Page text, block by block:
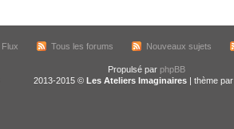
Flux Tous les forums Nouveaux sujets
Propulsé par phpBB
2013-2015 © Les Ateliers Imaginaires | thème par